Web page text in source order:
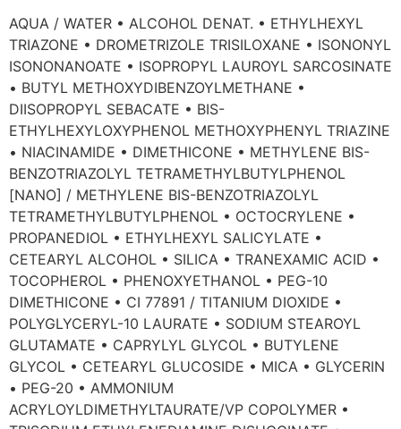
AQUA / WATER • ALCOHOL DENAT. • ETHYLHEXYL
TRIAZONE • DROMETRIZOLE TRISILOXANE • ISONONYL
ISONONANOATE • ISOPROPYL LAUROYL SARCOSINATE
• BUTYL METHOXYDIBENZOYLMETHANE •
DIISOPROPYL SEBACATE • BIS-
ETHYLHEXYLOXYPHENOL METHOXYPHENYL TRIAZINE
• NIACINAMIDE • DIMETHICONE • METHYLENE BIS-
BENZOTRIAZOLYL TETRAMETHYLBUTYLPHENOL
[NANO] / METHYLENE BIS-BENZOTRIAZOLYL
TETRAMETHYLBUTYLPHENOL • OCTOCRYLENE •
PROPANEDIOL • ETHYLHEXYL SALICYLATE •
CETEARYL ALCOHOL • SILICA • TRANEXAMIC ACID •
TOCOPHEROL • PHENOXYETHANOL • PEG-10
DIMETHICONE • CI 77891 / TITANIUM DIOXIDE •
POLYGLYCERYL-10 LAURATE • SODIUM STEAROYL
GLUTAMATE • CAPRYLYL GLYCOL • BUTYLENE
GLYCOL • CETEARYL GLUCOSIDE • MICA • GLYCERIN
• PEG-20 • AMMONIUM
ACRYLOYLDIMETHYLTAURATE/VP COPOLYMER •